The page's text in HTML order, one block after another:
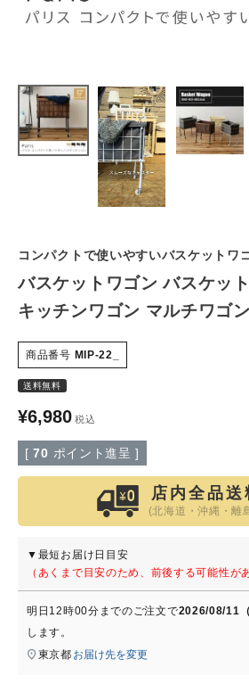
meeting_room ログイン person 会員登録
シーンから選ぶ
テイストから選ぶ
プライバシーポリシー
よくある質問
大口注文窓口
コンパクトで使いやすいバスケットワ
バスケットワゴン バスケッ
キッチンワゴン マルチワゴ
商品番号 MIP-22_
送料無料
¥6,980 税込
[ 70 ポイント進呈 ]
店内全品送
(北海道・沖縄・離
▼最短お届け日目安
（あくまで目安のため、前後する可能性が
明日 12時00分 までのご注文で2026/08/11（
します。
東京都 お届け先を変更